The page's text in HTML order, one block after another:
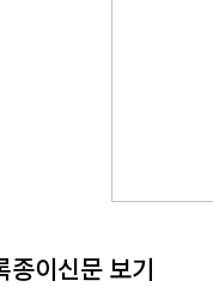
종이신문 보기